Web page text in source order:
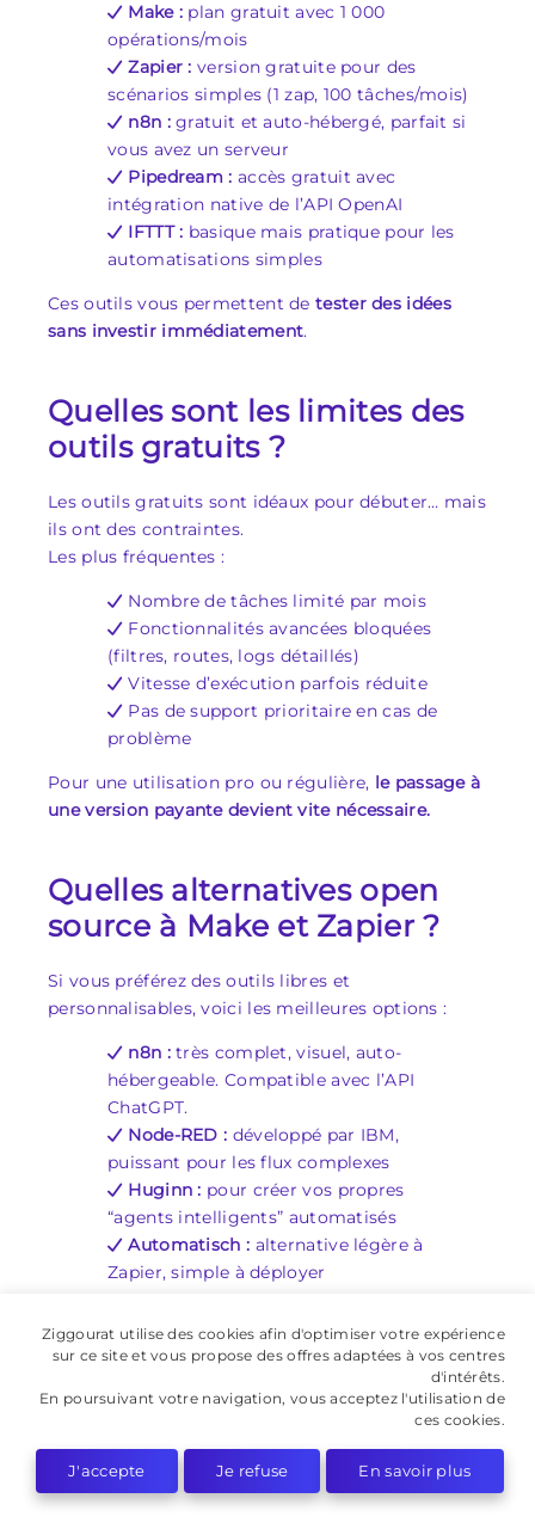
Make : plan gratuit avec 1 000
opérations/mois
Zapier : version gratuite pour des
scénarios simples (1 zap, 100 tâches/mois)
n8n :gratuit et auto-hébergé, parfait si
vous avez un serveur
Pipedream : accès gratuit avec
intégration native de l’API OpenAI
IFTTT : basique mais pratique pour les
automatisations simples
Ces outils vous permettent de tester des idées
sans investir immédiatement.
Quelles sont les limites des
outils gratuits ?
Les outils gratuits sont idéaux pour débuter… mais
ils ont des contraintes.
Les plus fréquentes :
Nombre de tâches limité par mois
Fonctionnalités avancées bloquées
(filtres, routes, logs détaillés)
Vitesse d’exécution parfois réduite
Pas de support prioritaire en cas de
problème
Pour une utilisation pro ou régulière, le passage à
une version payante devient vite nécessaire.
Quelles alternatives open
source à Make et Zapier ?
Si vous préférez des outils libres et
personnalisables, voici les meilleures options :
n8n :très complet, visuel, auto-
hébergeable. Compatible avec l’API
ChatGPT.
Node-RED : développé par IBM,
puissant pour les flux complexes
Huginn : pour créer vos propres
“agents intelligents” automatisés
Automatisch : alternative légère à
Zapier, simple à déployer
technique, mais offrent une liberté totaleetaucun
Parfait pour les profils techniques ou les petites
Ziggourat utilise des cookies afin d'optimiser votre expérience
sur ce site et vous propose des offres adaptées à vos centres
d'intérêts.
En poursuivant votre navigation, vous acceptez l'utilisation de
ces cookies.
J'accepte Je refuse En savoir plus